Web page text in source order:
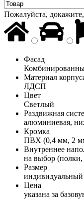
Пожалуйста,
Фасад
Материал
ЛДСП
Цвет
Светлый
Раздвижная
алюминиевая,
Кромка
ПВХ (0,4 мм, 2
Внутреннее
на выбор
Размер
индивидуальный
Цена
указана за